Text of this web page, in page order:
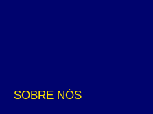
SOBRE NÓS